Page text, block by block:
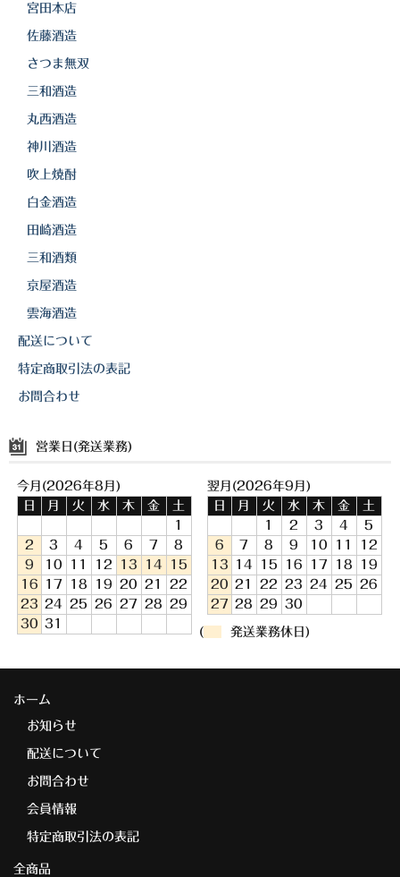
宮田本店
佐藤酒造
さつま無双
三和酒造
丸西酒造
神川酒造
吹上焼酎
白金酒造
田崎酒造
三和酒類
京屋酒造
雲海酒造
配送について
特定商取引法の表記
お問合わせ
営業日(発送業務)
今月(2026年8月)
日
月 火 水 木 金
土
1
2
3 4 5 6 7
8
9
10 11 12 13 14
15
16
17 18 19 20 21
22
23 24 25 26 27 28
29
30 31
翌月(2026年9月)
日
月 火 水 木 金
土
1
2 3 4
5
6
7 8 9 10 11
12
13
14 15 16 17 18
19
20 21 22 23 24 25
26
27 28 29 30
( 発送業務休日)
ホーム
お知らせ
配送について
お問合わせ
会員情報
特定商取引法の表記
全商品